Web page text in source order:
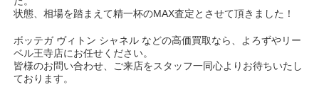
状態、相場を踏まえて精一杯のMAX査定とさせて頂きました！
ボッテガ ヴィトン シャネル などの高価買取なら、よろずやリー
ベル王寺店にお任せください。
皆様のお問い合わせ、ご来店をスタッフ一同心よりお待ちいたし
ております。